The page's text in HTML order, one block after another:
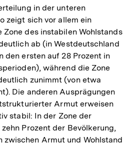
der
Fußnote
in der unteren
zeigt sich vor allem ein
Zone des instabilen Wohlstands
ab (in Westdeutschland
den ersten auf 28 Prozent in
während die Zone
zunimmt (von etwa
Die anderen Ausprägungen
Armut erweisen
stabil: In der Zone der
Prozent der Bevölkerung,
zwischen Armut und Wohlstand